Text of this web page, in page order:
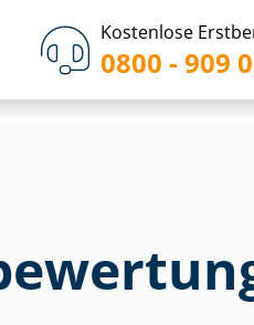
Kostenlose
0800 - 909